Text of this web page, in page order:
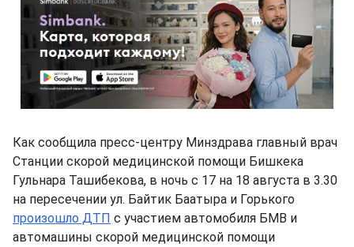
Как сообщила пресс-центру Минздрава главный врач
Станции скорой медицинской помощи Бишкека
Гульнара Ташибекова, в ночь с 17 на 18 августа в 3.30
на пересечении ул. Байтик Баатыра и Горького
произошло ДТП с участием автомобиля БМВ и
автомашины скорой медицинской помощи